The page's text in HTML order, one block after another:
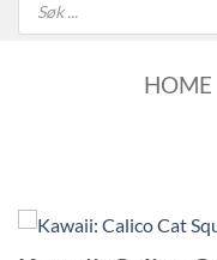
search
HOME